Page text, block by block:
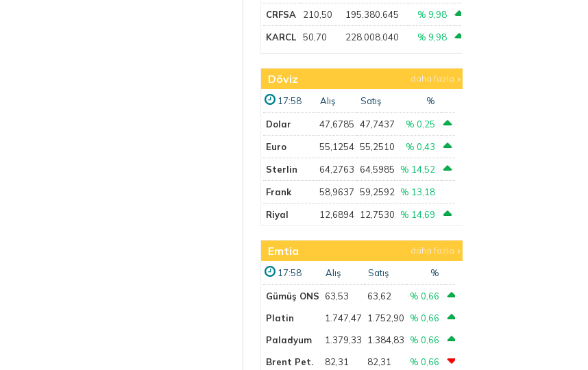
CRFSA 210,50 195.380.645 % 9,98
KARCL 50,70 228.008.040 % 9,98
Döviz daha fazla
17:58 Alış Satış %
Dolar 47,6785 47,7437 % 0,25
Euro 55,1254 55,2510 % 0,43
Sterlin 64,2763 64,5985 % 14,52
Frank 58,9637 59,2592 % 13,18
Riyal 12,6894 12,7530 % 14,69
Emtia daha fazla
17:58 Alış Satış %
Gümüş ONS 63,53 63,62
% 0,66
Platin
1.747,47 1.752,90
% 0,66
Paladyum
1.379,33 1.384,83
% 0,66
Brent Pet.
82,31 82,31
% 0,66